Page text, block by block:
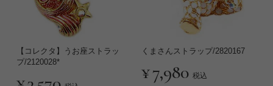
【コレクタ】うお座ストラッ
プ/2120028*
くまさんストラップ/2820167
¥7,980 税込